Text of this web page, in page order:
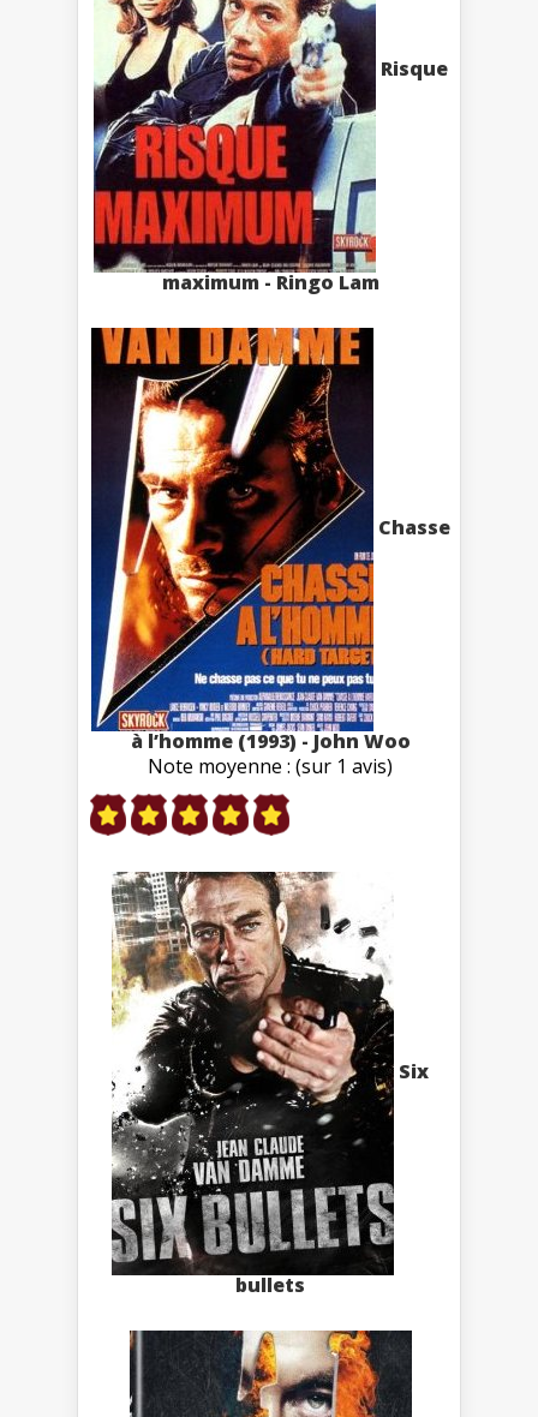
Risque
maximum - Ringo Lam
Chasse
à l’homme (1993) - John Woo
Note moyenne : (sur 1 avis)
Six
bullets